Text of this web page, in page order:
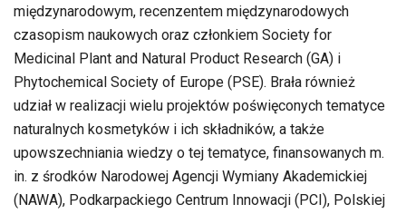
międzynarodowym, recenzentem międzynarodowych
czasopism naukowych oraz członkiem Society for
Medicinal Plant and Natural Product Research (GA) i
Phytochemical Society of Europe (PSE). Brała również
udział w realizacji wielu projektów poświęconych tematyce
naturalnych kosmetyków i ich składników, a także
upowszechniania wiedzy o tej tematyce, finansowanych m.
in. z środków Narodowej Agencji Wymiany Akademickiej
(NAWA), Podkarpackiego Centrum Innowacji (PCI), Polskiej